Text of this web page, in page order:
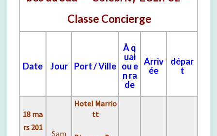
’
E
N
R
E
S
Classe Concierge
Date Jour Port / Ville
À q
uai
ou e
n ra
de
Arriv
ée
dépar
t
18 ma
rs 201
Sam
Hotel Marrio
tt